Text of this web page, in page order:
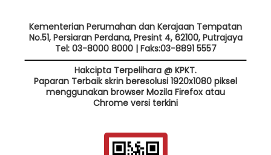
Kementerian Perumahan dan Kerajaan Tempatan
No.51, Persiaran Perdana, Presint 4, 62100, Putrajaya
Tel: 03-8000 8000 | Faks:03-8891 5557
Hakcipta Terpelihara @ KPKT.
Paparan Terbaik skrin beresolusi 1920x1080 piksel
menggunakan browser Mozila Firefox atau
Chrome versi terkini